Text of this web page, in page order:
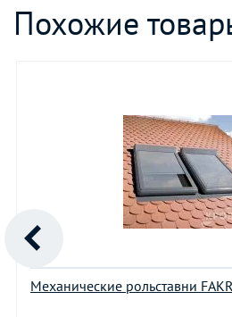
Похожие
Механические рольставни